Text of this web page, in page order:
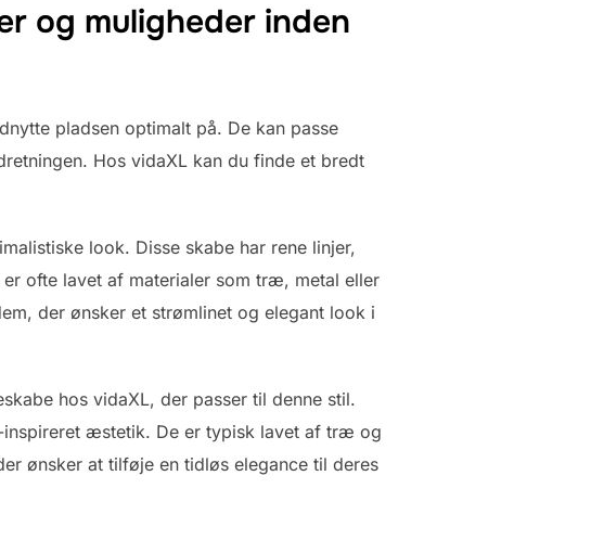
og muligheder inden
pladsen optimalt på. De kan passe
Hos vidaXL kan du finde et bredt
look. Disse skabe har rene linjer,
ofte lavet af materialer som træ, metal eller
der ønsker et strømlinet og elegant look i
hos vidaXL, der passer til denne stil.
inspireret æstetik. De er typisk lavet af træ og
ønsker at tilføje en tidløs elegance til deres